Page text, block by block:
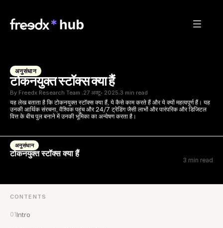
अनुसंधान
टोकनयुक्त स्टॉक्स क्या हैं
By Freedx Research Team ·27 अक्टू॰ 2025·3 min read
यह लेख बताता है कि टोकनयुक्त स्टॉक्स क्या हैं, ये कैसे काम करते हैं और ये क्यों महत्वपूर्ण हैं। यह
उनकी आर्थिक संरचना, वैश्विक पहुंच और 24/7 ट्रेडिंग जैसी लाभों और पारंपरिक और डिजिटल
वित्त के बीच पुल बनाने में उनकी भूमिका का अन्वेषण करता है।
अनुसंधान
टोकनयुक्त स्टॉक्स क्या हैं
3 min read
CONTENTS
01Intro